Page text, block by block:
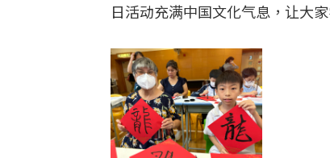
日活动充满中国文化气息，让大